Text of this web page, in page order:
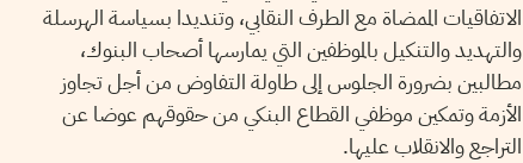
الاتفاقيات الممضاة مع الطرف النقابي، وتنديدا بسياسة الهرسلة
والتهديد والتنكيل بالموظفين التي يمارسها أصحاب البنوك،
مطالبين بضرورة الجلوس إلى طاولة التفاوض من أجل تجاوز
الأزمة وتمكين موظفي القطاع البنكي من حقوقهم عوضا عن
التراجع والانقلاب عليها.